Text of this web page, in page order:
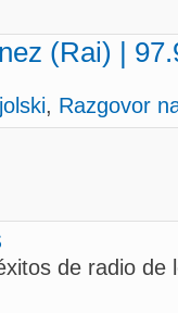
(Rai) |
, Razgovor
de radio de